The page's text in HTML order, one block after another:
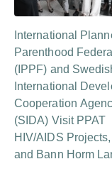
International
Parenthood
(IPPF) and
International
Cooperation
(SIDA) Visit PPAT
HIV/AIDS
and Bann Horm